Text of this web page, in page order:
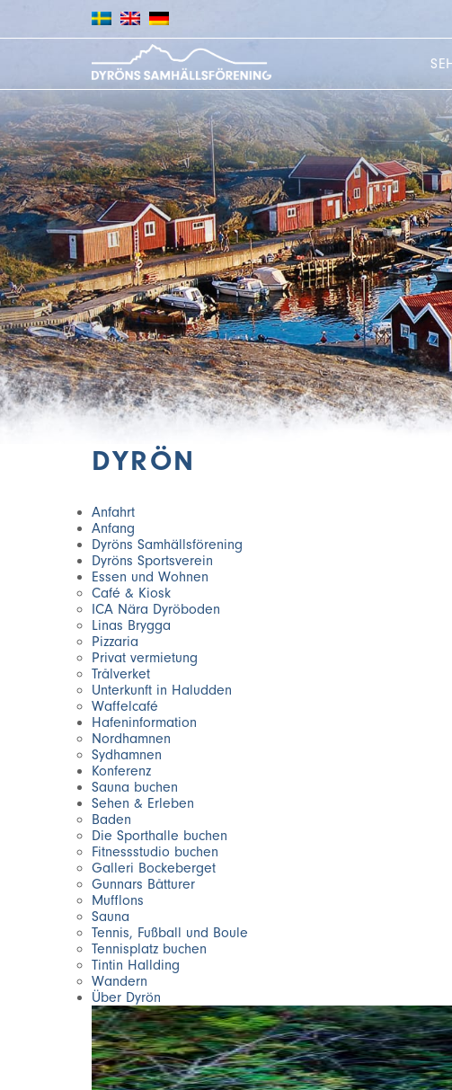
DYRÖN
Anfahrt
Anfang
Dyröns Samhällsförening
Dyröns Sportsverein
Essen und Wohnen
Café & Kiosk
ICA Nära Dyröboden
Linas Brygga
Pizzaria
Privat vermietung
Trålverket
Unterkunft in Haludden
Waffelcafé
Hafeninformation
Nordhamnen
Sydhamnen
Konferenz
Sauna buchen
Sehen & Erleben
Baden
Die Sporthalle buchen
Fitnessstudio buchen
Galleri Bockeberget
Gunnars Båtturer
Mufflons
Sauna
Tennis, Fußball und Boule
Tennisplatz buchen
Tintin Hallding
Wandern
Über Dyrön